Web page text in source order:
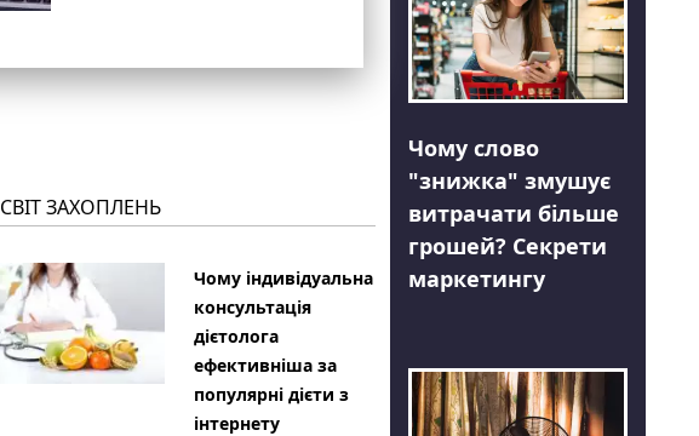
СВІТ ЗАХОПЛЕНЬ
Чому індивідуальна
консультація
дієтолога
ефективніша за
популярні дієти з
інтернету
Чому слово
"знижка" змушує
витрачати більше
грошей? Секрети
маркетингу